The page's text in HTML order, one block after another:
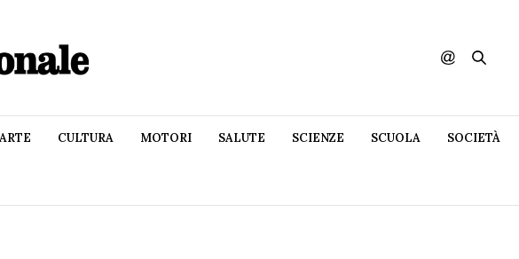
ARTE CULTURA MOTORI SALUTE SCIENZE SCUOLA SOCIETÀ